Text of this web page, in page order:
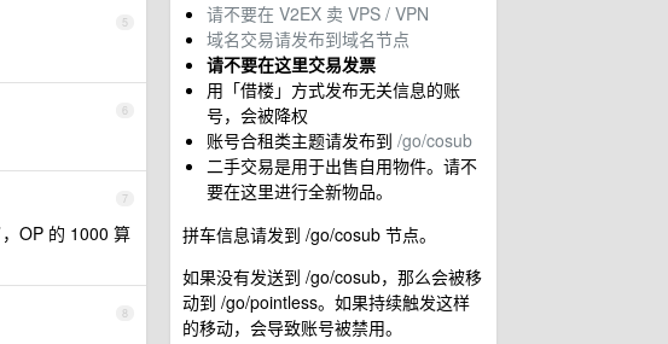
请不要在 V2EX 卖 VPS / VPN
域名交易请发布到域名节点
请不要在这里交易发票
用「借楼」方式发布无关信息的账
号，会被降权
账号合租类主题请发布到 /go/cosub
二手交易是用于出售自用物件。请不
要在这里进行全新物品。
拼车信息请发到 /go/cosub 节点。
如果没有发送到 /go/cosub，那么会被移
动到 /go/pointless。如果持续触发这样
的移动，会导致账号被禁用。
5
6
7
OP 的 1000 算
8